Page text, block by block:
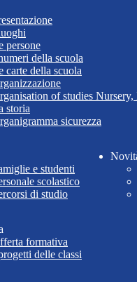
persone
della scuola
carte della scuola
of studies
storia
sicurezza
e studenti
scolastico
di studio
formativa
delle classi